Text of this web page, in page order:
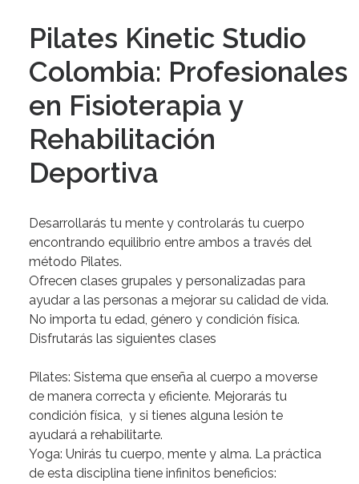
Pilates Kinetic Studio
Colombia: Profesionales
en Fisioterapia y
Rehabilitación
Deportiva
Desarrollarás tu mente y controlarás tu cuerpo
encontrando equilibrio entre ambos a través del
método Pilates.
Ofrecen clases grupales y personalizadas para
ayudar a las personas a mejorar su calidad de vida.
No importa tu edad, género y condición física.
Disfrutarás las siguientes clases
Pilates: Sistema que enseña al cuerpo a moverse
de manera correcta y eficiente. Mejorarás tu
condición física, y si tienes alguna lesión te
ayudará a rehabilitarte.
Yoga: Unirás tu cuerpo, mente y alma. La práctica
de esta disciplina tiene infinitos beneficios: